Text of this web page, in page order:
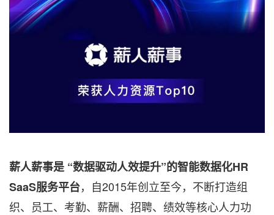
薪人薪事是 “数据驱动人效提升”的智能数据化HR
SaaS服务平台，自2015年创立至今，不断打造组
织、员工、考勤、薪酬、招聘、绩效等核心人力功